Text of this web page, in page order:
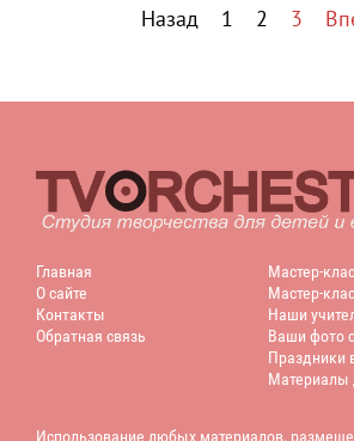
Назад 1 2 3
Главная
О сайте
Контакты
Обратная связь
Мастер-
Мастер-
Наши
Ваши фото
Праздники
Материалы
Использование любых материалов,